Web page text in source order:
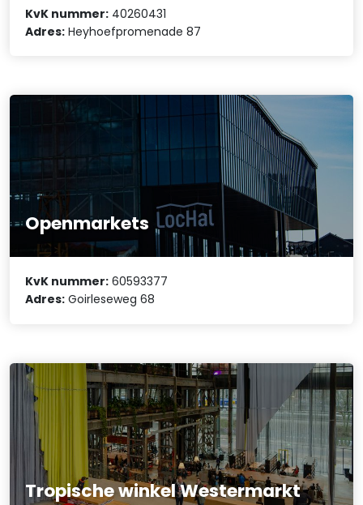
KvK nummer: 40260431
Adres: Heyhoefpromenade 87
Openmarkets
KvK nummer: 60593377
Adres: Goirleseweg 68
Tropische winkel Westermarkt